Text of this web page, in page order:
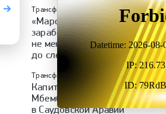
Трансферы04:27
«Марселю» необходимо
заработать на трансферах
не менее 180 миллионов евро
до следующего лета
Трансферы
Капитан сборной ДР Конго
Мбемба продолжит карьеру
в Саудовской Аравии